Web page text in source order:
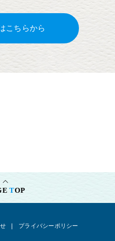
Battle-』Rule the Stage Battle of
田正剛（方南ぐみ）(2023)
演出：末満健一（2022）
ほさかよう（2022）
Battle-』Rule the Stage -Battle
Battle-』Rule the Stage -track.3-
こちらから
TOP
プライバシーポリシー